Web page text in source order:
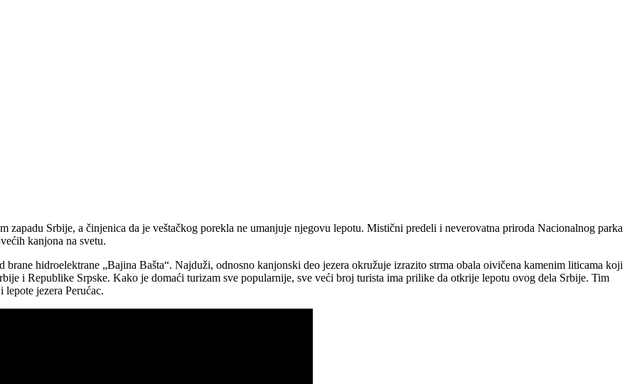
zapadu Srbije, a činjenica da je veštačkog porekla ne umanjuje njegovu lepotu. Mistični predeli i neverovatna priroda Nacionalnog parka
kanjona na svetu.
hidroelektrane „Bajina Bašta“. Najduži, odnosno kanjonski deo jezera okružuje izrazito strma obala oivičena kamenim liticama koji
i Republike Srpske. Kako je domaći turizam sve popularnije, sve veći broj turista ima prilike da otkrije lepotu ovog dela Srbije. Tim
jezera Perućac.